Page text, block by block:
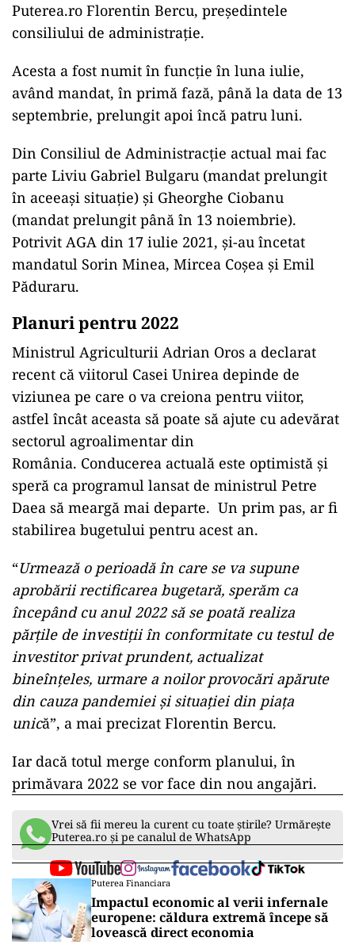
Puterea.ro Florentin Bercu, președintele
consiliului de administrație.
Acesta a fost numit în funcție în luna iulie,
având mandat, în primă fază, până la data de 13
septembrie, prelungit apoi încă patru luni.
Din Consiliul de Administracție actual mai fac
parte Liviu Gabriel Bulgaru (mandat prelungit
în aceeași situație) și Gheorghe Ciobanu
(mandat prelungit până în 13 noiembrie).
Potrivit AGA din 17 iulie 2021, și-au încetat
mandatul Sorin Minea, Mircea Coșea și Emil
Păduraru.
Planuri pentru 2022
Ministrul Agriculturii Adrian Oros a declarat
recent că viitorul Casei Unirea depinde de
viziunea pe care o va creiona pentru viitor,
astfel încât aceasta să poate să ajute cu adevărat
sectorul agroalimentar din
România. Conducerea actuală este optimistă și
speră ca programul lansat de ministrul Petre
Daea să meargă mai departe. Un prim pas, ar fi
stabilirea bugetului pentru acest an.
“Urmează o perioadă în care se va supune
aprobării rectificarea bugetară, sperăm ca
începând cu anul 2022 să se poată realiza
părțile de investiții în conformitate cu testul de
investitor privat prundent, actualizat
bineînțeles, urmare a noilor provocări apărute
din cauza pandemiei și situației din piața
unică”, a mai precizat Florentin Bercu.
Iar dacă totul merge conform planului, în
primăvara 2022 se vor face din nou angajări.
Vrei să fii mereu la curent cu toate știrile? Urmărește
Puterea.ro și pe canalul de WhatsApp
Puterea Financiara
Impactul economic al verii infernale
europene: căldura extremă începe să
lovească direct economia